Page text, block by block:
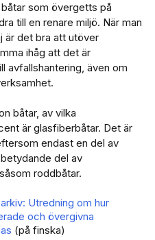
som övergetts på
till en renare miljö. När man
är det bra att utöver
ihåg att det är
avfallshantering, även om
båtar, av vilka
är glasfiberbåtar. Det är
endast en del av
del av
roddbåtar.
Utredning om hur
och övergivna
(på finska)